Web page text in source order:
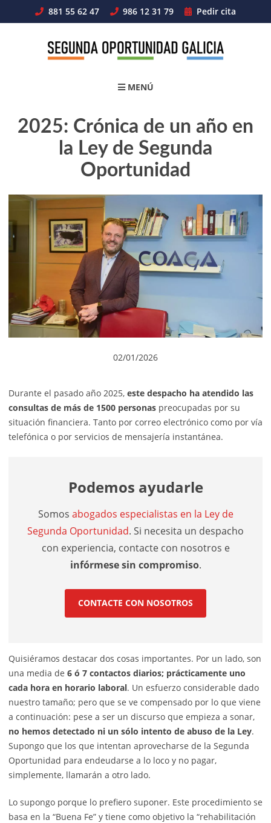
to
881 55 62 47 986 12 31 79 Pedir cita
MENÚ
2025: Crónica de un año en
la Ley de Segunda
Oportunidad
02/01/2026
Durante el pasado año 2025, este despacho ha atendido las
consultas de más de 1500 personas preocupadas por su
situación financiera. Tanto por correo electrónico como por vía
telefónica o por servicios de mensajería instantánea.
Podemos ayudarle
Somos abogados especialistas en la Ley de
Segunda Oportunidad. Si necesita un despacho
con experiencia, contacte con nosotros e
infórmese sin compromiso.
CONTACTE CON NOSOTROS
Quisiéramos destacar dos cosas importantes. Por un lado, son
una media de 6 ó 7 contactos diarios; prácticamente uno
cada hora en horario laboral. Un esfuerzo considerable dado
nuestro tamaño; pero que se ve compensado por lo que viene
a continuación: pese a ser un discurso que empieza a sonar,
no hemos detectado ni un sólo intento de abuso de la Ley.
Supongo que los que intentan aprovecharse de la Segunda
Oportunidad para endeudarse a lo loco y no pagar,
simplemente, llamarán a otro lado.
Lo supongo porque lo prefiero suponer. Este procedimiento se
basa en la “Buena Fe” y tiene como objetivo la “rehabilitación